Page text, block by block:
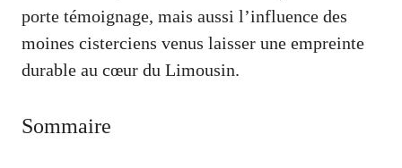
porte témoignage, mais aussi l’influence des
moines cisterciens venus laisser une empreinte
durable au cœur du Limousin.
Sommaire